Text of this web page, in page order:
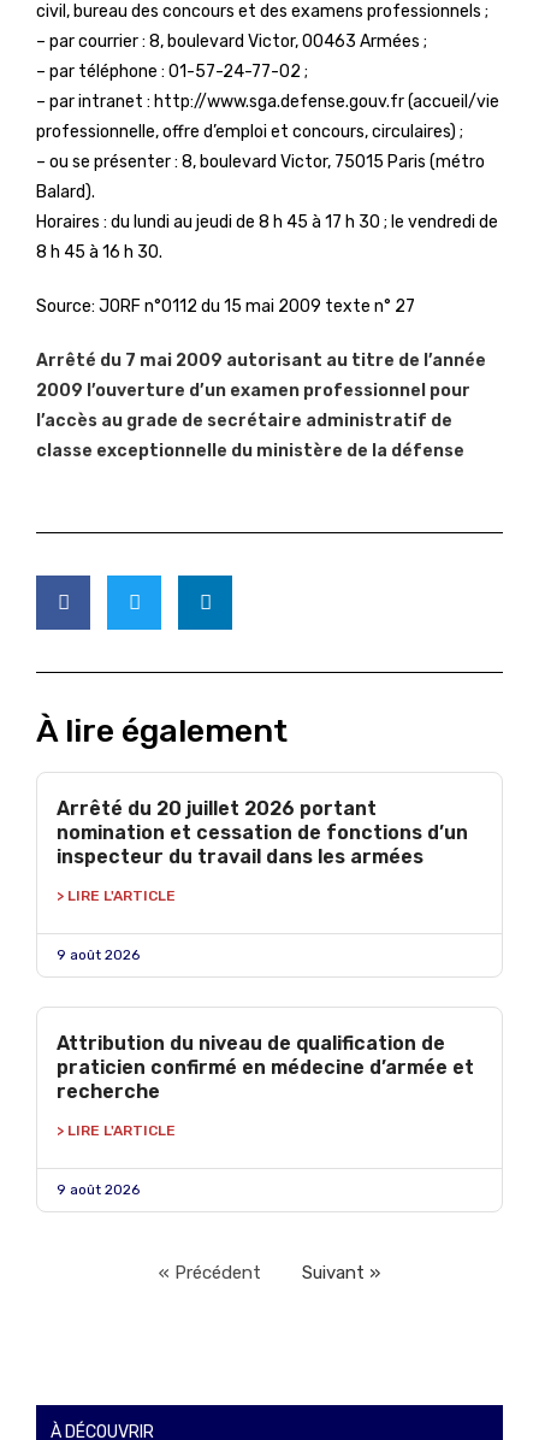
civil, bureau des concours et des examens professionnels ;
– par courrier : 8, boulevard Victor, 00463 Armées ;
– par téléphone : 01-57-24-77-02 ;
– par intranet : http://www.sga.defense.gouv.fr (accueil/vie
professionnelle, offre d’emploi et concours, circulaires) ;
– ou se présenter : 8, boulevard Victor, 75015 Paris (métro
Balard).
Horaires : du lundi au jeudi de 8 h 45 à 17 h 30 ; le vendredi de
8 h 45 à 16 h 30.
Source: JORF n°0112 du 15 mai 2009 texte n° 27
Arrêté du 7 mai 2009 autorisant au titre de l’année
2009 l’ouverture d’un examen professionnel pour
l’accès au grade de secrétaire administratif de
classe exceptionnelle du ministère de la défense
À lire également
Arrêté du 20 juillet 2026 portant
nomination et cessation de fonctions d’un
inspecteur du travail dans les armées
> LIRE L'ARTICLE
9 août 2026
Attribution du niveau de qualification de
praticien confirmé en médecine d’armée et
recherche
> LIRE L'ARTICLE
9 août 2026
« Précédent Suivant »
À DÉCOUVRIR